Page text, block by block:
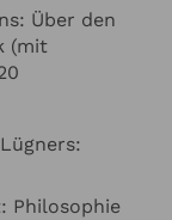
Über den
(mit
Philosophie